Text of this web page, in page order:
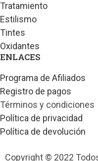
Tratamiento
Estilismo
Tintes
Oxidantes
ENLACES
Programa de Afiliados
Registro de pagos
Términos y condiciones
Política de privacidad
Política de devolución
Copyright © 2022